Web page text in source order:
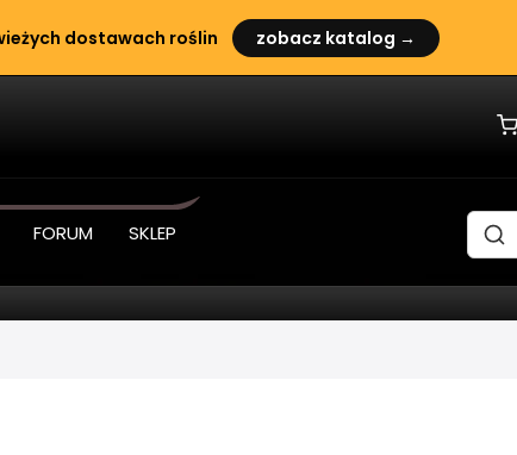
dostawach roślin zobacz katalog →
FORUM SKLEP